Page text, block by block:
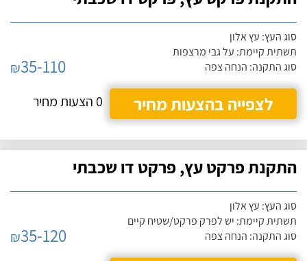
סוג העץ: עץ אלון
תשתית קיימת: על גבי מרצפות
סוג התקנה: הנחה צפה
₪35-110
לצפייה בהצעות מחיר
0 הצעות מחיר
התקנת פרקט עץ, פרקט דו שכבתי
סוג העץ: עץ אלון
תשתית קיימת: יש לפרק פרקט/שטיח קיים
סוג התקנה: הנחה צפה
₪35-120